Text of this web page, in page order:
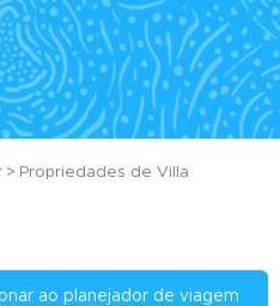
Propriedades de Villa
ao planejador de viagem